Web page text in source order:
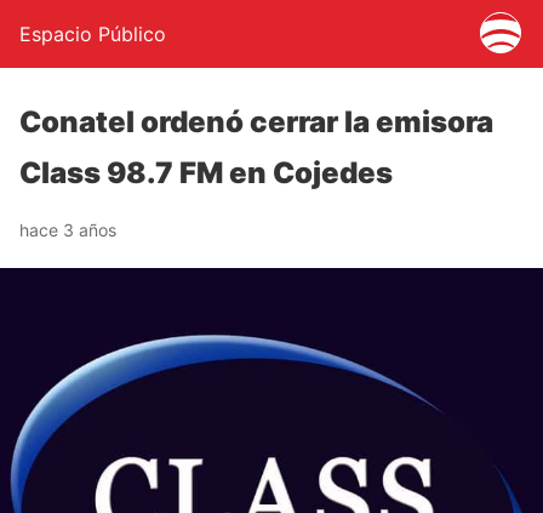
Espacio Público
Conatel ordenó cerrar la emisora
Class 98.7 FM en Cojedes
hace 3 años